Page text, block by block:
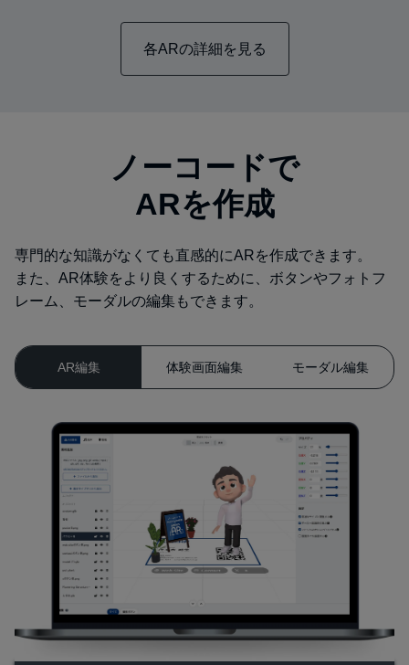
各ARの詳細を見る
ノーコードで
ARを作成
専門的な知識がなくても直感的にARを作成できます。
また、AR体験をより良くするために、ボタンやフォトフ
レーム、モーダルの編集もできます。
AR編集 体験画面編集 モーダル編集